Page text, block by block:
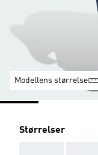
Modellens størrelse
Størrelser